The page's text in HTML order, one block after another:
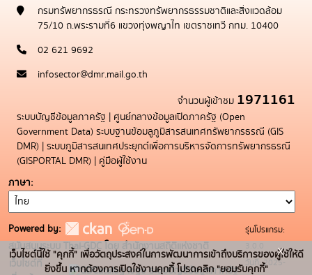
กรมทรัพยากรธรณี กระทรวงทรัพยากรธรรมชาติและสิ่งแวดล้อม
75/10 ถ.พระรามที่6 แขวงทุ่งพญาไท เขตราชเทวี กทม. 10400
02 621 9692
infosector@dmr.mail.go.th
จำนวนผู้เข้าชม 1971161
ระบบบัญชีข้อมูลภาครัฐ | ศูนย์กลางข้อมูลเปิดภาครัฐ (Open
Government Data) ระบบฐานข้อมลูภูมิสารสนเทศทรัพยากรธรณี (GIS
DMR) | ระบบภูมิสารสนเทศประยุกต์เพื่อการบริหารจัดการทรัพยากรธรณี
(GISPORTAL DMR) | คู่มือผู้ใช้งาน
ภาษา
Powered by:
สนับสนุนระบบ Thai-GDC โดย สำนักงานสถิติแห่งชาติ
เว็บไซต์ที่
ระบบบัญชีข้อมูลภาครัฐ
รุ่นโปรแกรม:
3.0.0
วันที่: 2025-
เว็บไซต์นี้ใช้ "คุกกี้" เพื่อวัตถุประสงค์ในการพัฒนาการเข้าถึงบริการของผู้ใช้ให้ดี
ยิ่งขึ้น หากต้องการเปิดใช้งานคุกกี้ โปรดคลิก "ยอมรับคุกกี้"
x